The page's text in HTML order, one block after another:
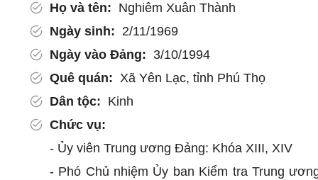
Họ và tên: Nghiêm Xuân Thành
Ngày sinh: 2/11/1969
Ngày vào Đảng: 3/10/1994
Quê quán: Xã Yên Lạc, tỉnh Phú Thọ
Dân tộc: Kinh
Chức vụ:
- Ủy viên Trung ương Đảng: Khóa XIII, XIV
- Phó Chủ nhiệm Ủy ban Kiểm tra Trung